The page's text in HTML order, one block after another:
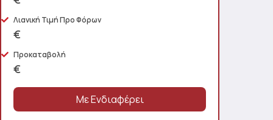
Λιανική Τιμή Προ Φόρων
€
Προκαταβολή
€